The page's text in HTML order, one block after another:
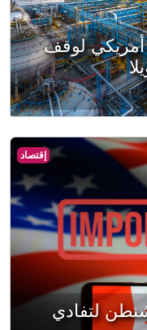
لوقف
إقتصاد
لتفادي